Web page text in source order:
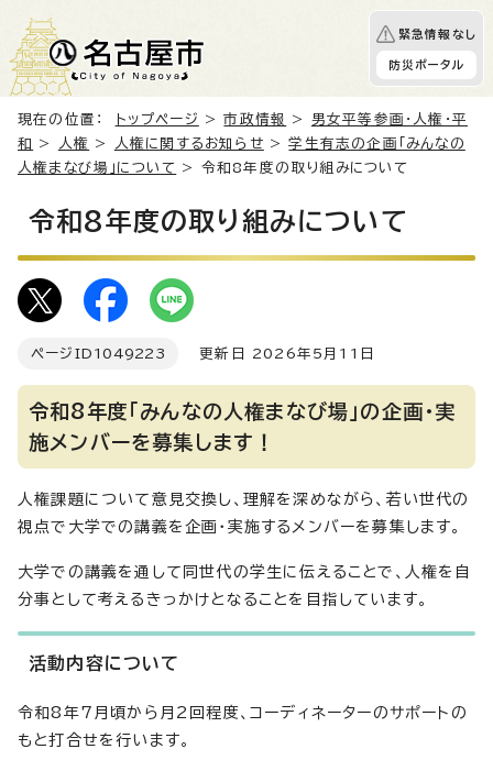
緊急情報なし
防災ポータル
現在の位置： トップページ >市政情報 > 男女平等参画・人権・平
和
> 人権 > 人権に関するお知らせ >学生有志の企画「みんなの
人権まなび場」について
> 令和8年度の取り組みについて
令和8年度の取り組みについて
ページID 1049223 更新日 2026年5月11日
令和8年度「みんなの人権まなび場」の企画・実
施メンバーを募集します！
人権課題について意見交換し、理解を深めながら、若い世代の
視点で大学での講義を企画・実施するメンバーを募集します。
大学での講義を通して同世代の学生に伝えることで、人権を自
分事として考えるきっかけとなることを目指しています。
活動内容について
令和8年7月頃から月2回程度、コーディネーターのサポートの
もと打合せを行います。